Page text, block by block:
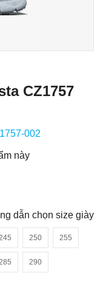
CZ1757
002
này
250 255
285 290
dẫn chọn size giày